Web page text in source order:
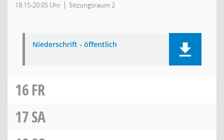
18:15-20:05 Uhr Sitzungsraum 2
Niederschrift - öffentlich
16FR
17SA